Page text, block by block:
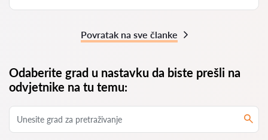
Povratak na sve članke
Odaberite grad u nastavku da biste prešli na
odvjetnike na tu temu: